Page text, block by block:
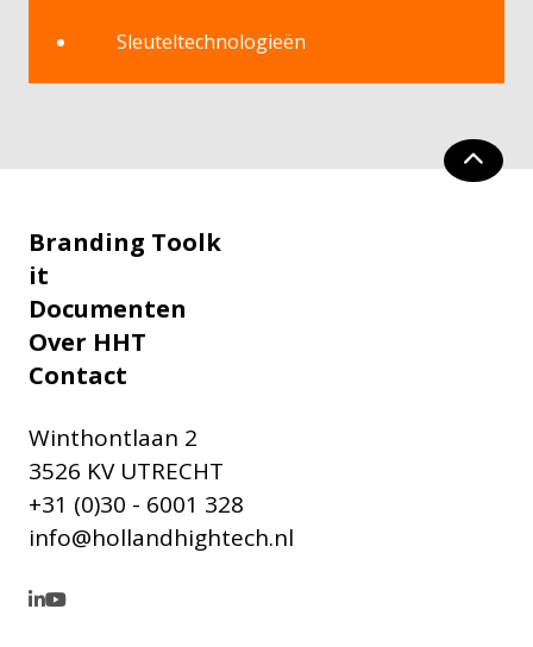
Sleuteltechnologieën
Branding Toolk
it
Documenten
Over HHT
Contact
Winthontlaan 2
3526 KV UTRECHT
+31 (0)30 - 6001 328
info@hollandhightech.nl